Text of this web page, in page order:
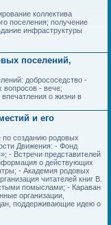
коллектива
поселения; получение
инфраструктуры
поселений,
добрососедство -
- вече;
о жизни в
и его
по созданию родовых
Движения: - Фонд
- Встречи представителей
о действующих
- Академия родовых
читателей книг В.
помыслами; - Караван
организации,
поддерживающие идею о